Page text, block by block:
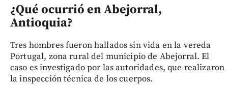
¿Qué ocurrió en Abejorral,
Antioquia?
Tres hombres fueron hallados sin vida en la vereda
Portugal, zona rural del municipio de Abejorral. El
caso es investigado por las autoridades, que realizaron
la inspección técnica de los cuerpos.